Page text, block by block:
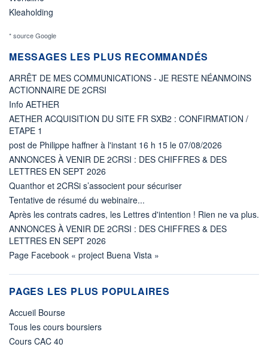
Kleaholding
* source Google
MESSAGES LES PLUS RECOMMANDÉS
ARRÊT DE MES COMMUNICATIONS - JE RESTE NÉANMOINS
ACTIONNAIRE DE 2CRSI
Info AETHER
AETHER ACQUISITION DU SITE FR SXB2 : CONFIRMATION /
ETAPE 1
post de Philippe haffner à l'instant 16 h 15 le 07/08/2026
ANNONCES À VENIR DE 2CRSI : DES CHIFFRES & DES
LETTRES EN SEPT 2026
Quanthor et 2CRSi s’associent pour sécuriser
Tentative de résumé du webinaire...
Après les contrats cadres, les Lettres d'intention ! Rien ne va plus.
ANNONCES À VENIR DE 2CRSI : DES CHIFFRES & DES
LETTRES EN SEPT 2026
Page Facebook « project Buena Vista »
PAGES LES PLUS POPULAIRES
Accueil Bourse
Tous les cours boursiers
Cours CAC 40